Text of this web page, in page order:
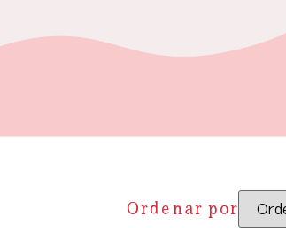
Ordenar por